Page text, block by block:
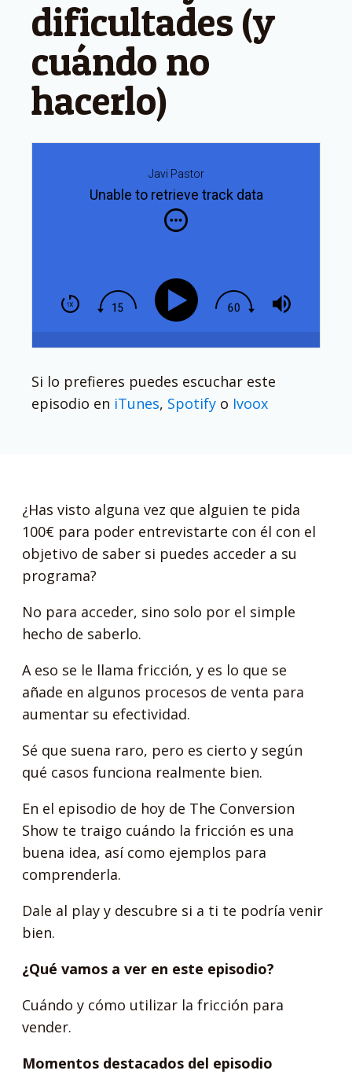
dificultades (y
cuándo no
hacerlo)
Javi Pastor
Unable to retrieve track data
Si lo prefieres puedes escuchar este
episodio en iTunes, Spotify o Ivoox
¿Has visto alguna vez que alguien te pida
100€ para poder entrevistarte con él con el
objetivo de saber si puedes acceder a su
programa?
No para acceder, sino solo por el simple
hecho de saberlo.
A eso se le llama fricción, y es lo que se
añade en algunos procesos de venta para
aumentar su efectividad.
Sé que suena raro, pero es cierto y según
qué casos funciona realmente bien.
En el episodio de hoy de The Conversion
Show te traigo cuándo la fricción es una
buena idea, así como ejemplos para
comprenderla.
Dale al play y descubre si a ti te podría venir
bien.
¿Qué vamos a ver en este episodio?
Cuándo y cómo utilizar la fricción para
vender.
Momentos destacados del episodio